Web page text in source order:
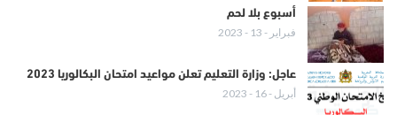
أسبوع بلا لحم
فبراير - 13 - 2023
عاجل: وزارة التعليم تعلن مواعيد امتحان البكالوريا 2023
أبريل - 16 - 2023